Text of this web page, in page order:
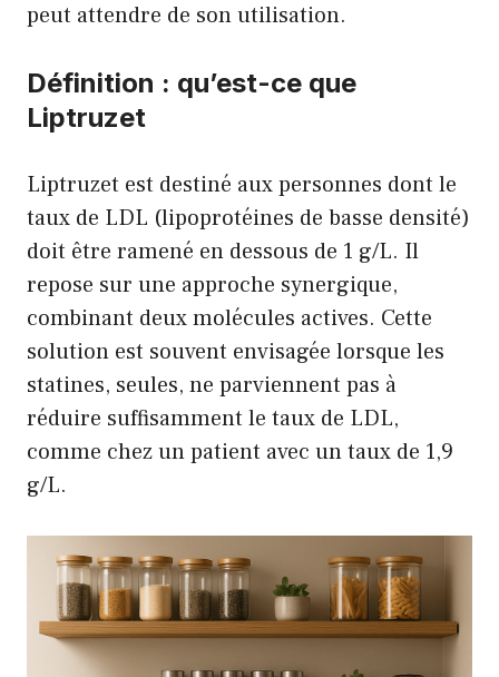
peut attendre de son utilisation.
Définition : qu’est-ce que
Liptruzet
Liptruzet est destiné aux personnes dont le
taux de LDL (lipoprotéines de basse densité)
doit être ramené en dessous de 1 g/L. Il
repose sur une approche synergique,
combinant deux molécules actives. Cette
solution est souvent envisagée lorsque les
statines, seules, ne parviennent pas à
réduire suffisamment le taux de LDL,
comme chez un patient avec un taux de 1,9
g/L.